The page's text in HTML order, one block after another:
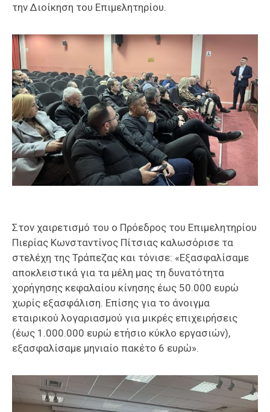
την Διοίκηση του Επιμελητηρίου.
Στον χαιρετισμό του ο Πρόεδρος του Επιμελητηρίου
Πιερίας Κωνσταντίνος Πίτσιας καλωσόρισε τα
στελέχη της Τράπεζας και τόνισε: «Εξασφαλίσαμε
αποκλειστικά για τα μέλη μας τη δυνατότητα
χορήγησης κεφαλαίου κίνησης έως 50.000 ευρώ
χωρίς εξασφάλιση. Επίσης για το άνοιγμα
εταιρικού λογαριασμού για μικρές επιχειρήσεις
(έως 1.000.000 ευρώ ετήσιο κύκλο εργασιών),
εξασφαλίσαμε μηνιαίο πακέτο 6 ευρώ».